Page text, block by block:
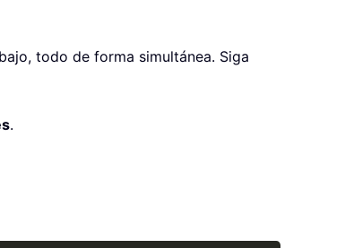
todo de forma simultánea. Siga
.